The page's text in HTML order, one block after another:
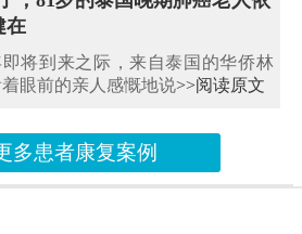
在
即将到来之际，来自泰国的华侨林
眼前的亲人感慨地说>>阅读原文
多患者康复案例